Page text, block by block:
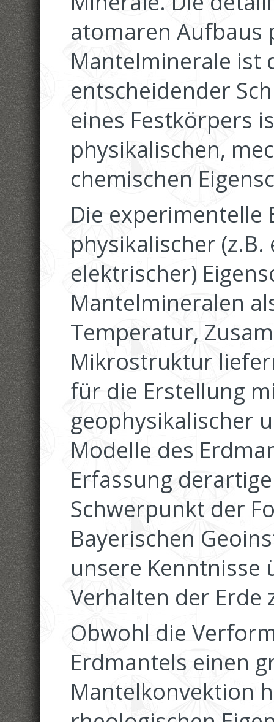
atomaren Aufbaus
Mantelminerale ist
entscheidender
eines Festkörpers
physikalischen,
chemischen
Die experimentelle
physikalischer
elektrischer)
Mantelmineralen
Temperatur,
Mikrostruktur
für die Erstellung
geophysikalischer
Modelle des
Erfassung
Schwerpunkt der
Bayerischen
unsere Kenntnisse
Verhalten der Erde
Obwohl die
Erdmantels einen
Mantelkonvektion